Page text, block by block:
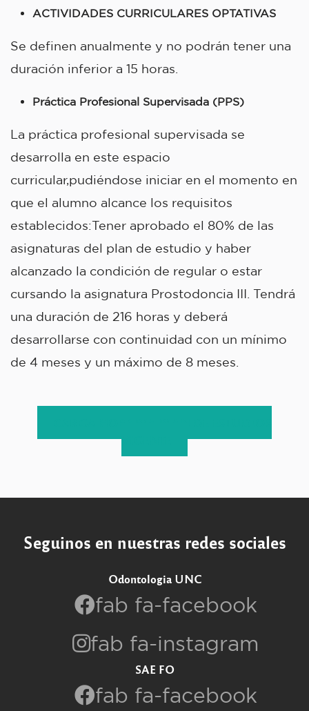
ACTIVIDADES CURRICULARES OPTATIVAS
Se definen anualmente y no podrán tener una
duración inferior a 15 horas.
Práctica Profesional Supervisada (PPS)
La práctica profesional supervisada se
desarrolla en este espacio
curricular,pudiéndose iniciar en el momento en
que el alumno alcance los requisitos
establecidos:Tener aprobado el 80% de las
asignaturas del plan de estudio y haber
alcanzado la condición de regular o estar
cursando la asignatura Prostodoncia III. Tendrá
una duración de 216 horas y deberá
desarrollarse con continuidad con un mínimo
de 4 meses y un máximo de 8 meses.
VIGENTE
Seguinos en nuestras redes sociales
Odontologia UNC
fab fa-facebook
fab fa-instagram
SAE FO
fab fa-facebook